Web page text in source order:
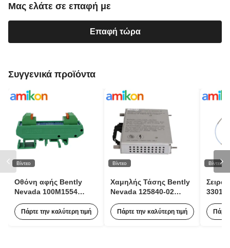
Μας ελάτε σε επαφή με
Επαφή τώρα
Συγγενικά προϊόντα
Βίντεο
Οθόνη αφής Bently
Nevada 100M1554
Παλμών για
Παρακολούθηση
Πάρτε την καλύτερη τιμή
Βίντεο
Χαμηλής Τάσης Bently
Nevada 125840-02
Εισόδου AC 63Hz Με 85
έως 264 Vac RMS
Πάρτε την καλύτερη τιμή
Βίντεο
Σειρά
Μη